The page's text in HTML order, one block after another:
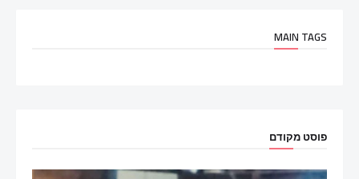
MAIN TAGS
פוסט מקודם